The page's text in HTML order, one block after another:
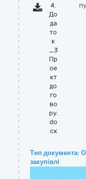
4.
До
да
то
к
_3
Пр
ое
кт
до
го
во
ру.
do
cx
Тип документа:
закупівлі